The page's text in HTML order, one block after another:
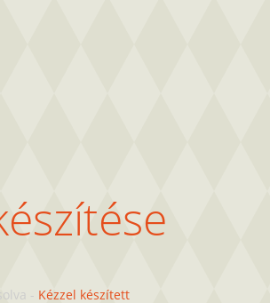
- Kézzel készített